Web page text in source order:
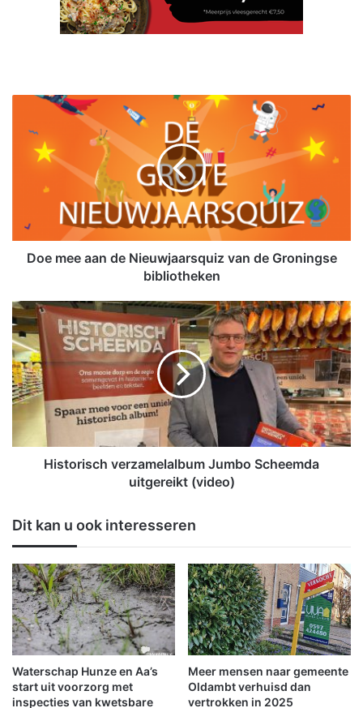
n
i
e
u
w
j
a
a
v
a
n
d
e
G
r
o
n
i
n
Doe mee aan de Nieuwjaarsquiz van de Groningse
bibliotheken
H
i
s
t
o
r
c
z
a
m
e
l
a
l
b
u
m
J
Historisch verzamelalbum Jumbo Scheemda
uitgereikt (video)
Dit kan u ook interesseren
Waterschap Hunze en Aa’s
start uit voorzorg met
inspecties van kwetsbare
Meer mensen naar gemeente
Oldambt verhuisd dan
vertrokken in 2025